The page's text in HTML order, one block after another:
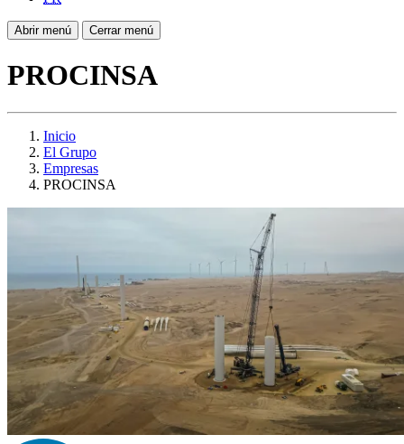
Abrir menú Cerrar menú
PROCINSA
Inicio
El Grupo
Empresas
PROCINSA